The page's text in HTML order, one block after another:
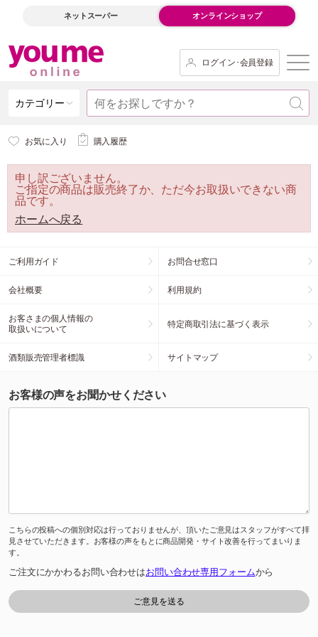
ネットスーパー オンラインショップ
ログイン･会員登録
カテゴリー
お気に入り 購入履歴
申し訳ございません。
ご指定の商品は販売終了か、ただ今お取扱いできない商
品です。
ホームへ戻る
ご利用ガイド お問合せ窓口
会社概要 利用規約
お客さまの個人情報の
取扱いについて
特定商取引法に基づく表示
酒類販売管理者標識 サイトマップ
お客様の声をお聞かせください
こちらの投稿への個別対応は行っておりませんが、頂いたご意見はスタッフがすべて拝
見させていただきます。お客様の声をもとに商品開発・サイト改善を行ってまいりま
す。
ご注文にかかわるお問い合わせはお問い合わせ専用フォームから